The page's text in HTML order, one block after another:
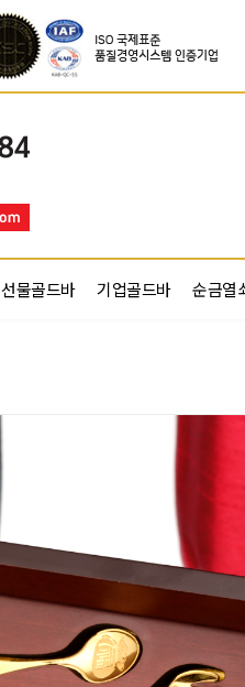
선물골드바 기업골드바 순금열